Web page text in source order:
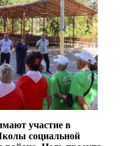
участие в
социальной